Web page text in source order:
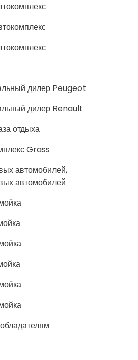
дилер Peugeot
дилер Renault
отдыха
Grass
автомобилей,
автомобилей